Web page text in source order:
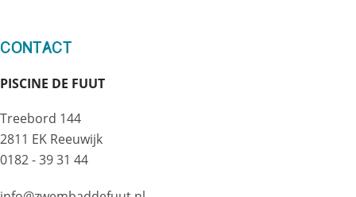
Contact
PISCINE DE FUUT
Treebord 144
2811 EK Reeuwijk
0182 - 39 31 44